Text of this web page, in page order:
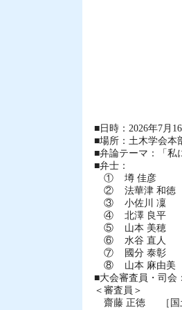
■日時：2026年7月
■場所：土木学会本
■弁論テーマ：「私
■弁士：
① 墫 佳彦 土木
② 法華津 和徳
③ 小佐川 凜
④ 北澤 良平 「
⑤ 山本 美穂 焼
⑥ 水谷 直人 足
⑦ 國分 泰彰
⑧ 山本 麻由美
■大会審査員・司
＜審査員＞
齋藤 正徳 ［国土